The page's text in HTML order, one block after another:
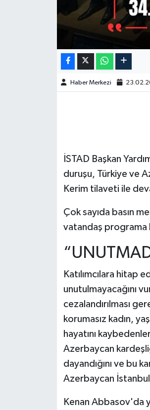
Haber Merkezi
İSTAD Başkan
duruşu, Türkiye ve
Kerim tilaveti ile
Çok sayıda basın
vatandaş programa
Katılımcılara hitap
unutulmayacağını
cezalandırılması
korumasız kadın,
hayatını
Azerbaycan
dayandığını ve bu
Azerbaycan
Kenan Abbasov'da